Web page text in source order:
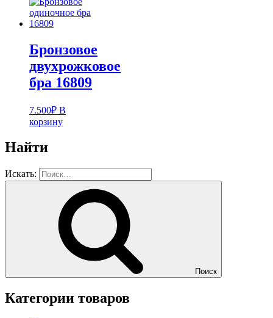
Бронзовое
двухрожковое
бра 16809
7.500₽ В
корзину
Найти
Искать:
Поиск
Категории товаров